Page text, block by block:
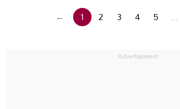
← 1 2 3 4 5 ...